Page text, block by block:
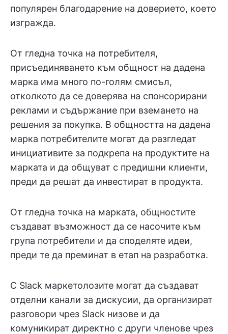
популярен благодарение на доверието, което
изгражда.
От гледна точка на потребителя,
присъединяването към общност на дадена
марка има много по-голям смисъл,
отколкото да се доверява на спонсорирани
реклами и съдържание при вземането на
решения за покупка. В общността на дадена
марка потребителите могат да разгледат
инициативите за подкрепа на продуктите на
марката и да общуват с предишни клиенти,
преди да решат да инвестират в продукта.
От гледна точка на марката, общностите
създават възможност да се насочите към
група потребители и да споделяте идеи,
преди те да преминат в етап на разработка.
С Slack маркетолозите могат да създават
отделни канали за дискусии, да организират
разговори чрез Slack низове и да
комуникират директно с други членове чрез